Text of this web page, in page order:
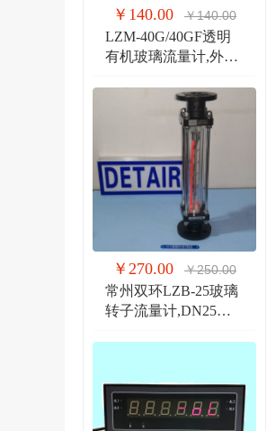
￥140.00 ￥140.00
LZM-40G/40GF透明
有机玻璃流量计,外螺
￥270.00 ￥250.00
常州双环LZB-25玻璃
转子流量计,DN25法